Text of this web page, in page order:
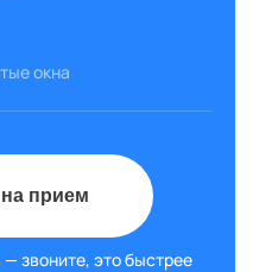
окна
прием
звоните, это быстрее